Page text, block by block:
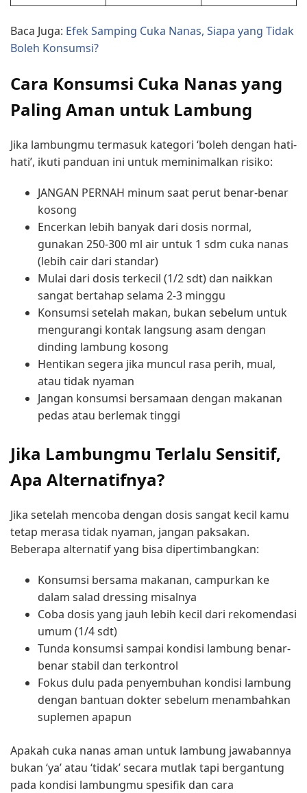
Baca Juga: Efek Samping Cuka Nanas, Siapa yang Tidak
Boleh Konsumsi?
Cara Konsumsi Cuka Nanas yang
Paling Aman untuk Lambung
Jika lambungmu termasuk kategori ‘boleh dengan hati-
hati’, ikuti panduan ini untuk meminimalkan risiko:
JANGAN PERNAH minum saat perut benar-benar
kosong
Encerkan lebih banyak dari dosis normal,
gunakan 250-300 ml air untuk 1 sdm cuka nanas
(lebih cair dari standar)
Mulai dari dosis terkecil (1/2 sdt) dan naikkan
sangat bertahap selama 2-3 minggu
Konsumsi setelah makan, bukan sebelum untuk
mengurangi kontak langsung asam dengan
dinding lambung kosong
Hentikan segera jika muncul rasa perih, mual,
atau tidak nyaman
Jangan konsumsi bersamaan dengan makanan
pedas atau berlemak tinggi
Jika Lambungmu Terlalu Sensitif,
Apa Alternatifnya?
Jika setelah mencoba dengan dosis sangat kecil kamu
tetap merasa tidak nyaman, jangan paksakan.
Beberapa alternatif yang bisa dipertimbangkan:
Konsumsi bersama makanan, campurkan ke
dalam salad dressing misalnya
Coba dosis yang jauh lebih kecil dari rekomendasi
umum (1/4 sdt)
Tunda konsumsi sampai kondisi lambung benar-
benar stabil dan terkontrol
Fokus dulu pada penyembuhan kondisi lambung
dengan bantuan dokter sebelum menambahkan
suplemen apapun
Apakah cuka nanas aman untuk lambung jawabannya
bukan ‘ya’ atau ‘tidak’ secara mutlak tapi bergantung
pada kondisi lambungmu spesifik dan cara